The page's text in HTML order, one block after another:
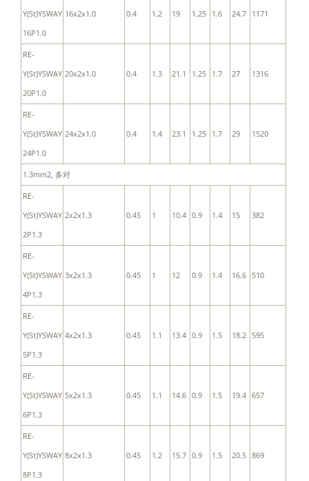
Y(St)YSWAY
16P1.0
16x2x1.0 0.4 1.2 19 1.25 1.6 24.7 1171
RE-
Y(St)YSWAY
20P1.0
20x2x1.0 0.4 1.3 21.1 1.25 1.7 27 1316
RE-
Y(St)YSWAY
24P1.0
24x2x1.0 0.4 1.4 23.1 1.25 1.7 29 1520
1.3mm2, 多对
RE-
Y(St)YSWAY
2P1.3
2x2x1.3 0.45 1 10.4 0.9 1.4 15 382
RE-
Y(St)YSWAY
4P1.3
3x2x1.3 0.45 1 12 0.9 1.4 16.6 510
RE-
Y(St)YSWAY
5P1.3
4x2x1.3 0.45 1.1 13.4 0.9 1.5 18.2 595
RE-
Y(St)YSWAY
6P1.3
5x2x1.3 0.45 1.1 14.6 0.9 1.5 19.4 657
RE-
Y(St)YSWAY
8P1.3
8x2x1.3 0.45 1.2 15.7 0.9 1.5 20.5 869